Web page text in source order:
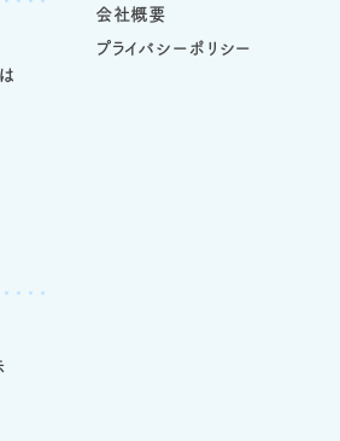
会社概要
プライバシーポリシー